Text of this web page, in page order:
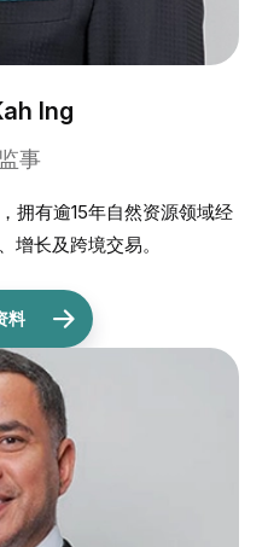
Ing
事
拥有逾15年自然资源领域经
增长及跨境交易。
料